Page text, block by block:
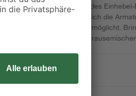
gestalten. Die Installation des
erledigt. Zudem lässt sich die
und hygienische Dusche ermöglicht.
Bad mit dem Einhebel-